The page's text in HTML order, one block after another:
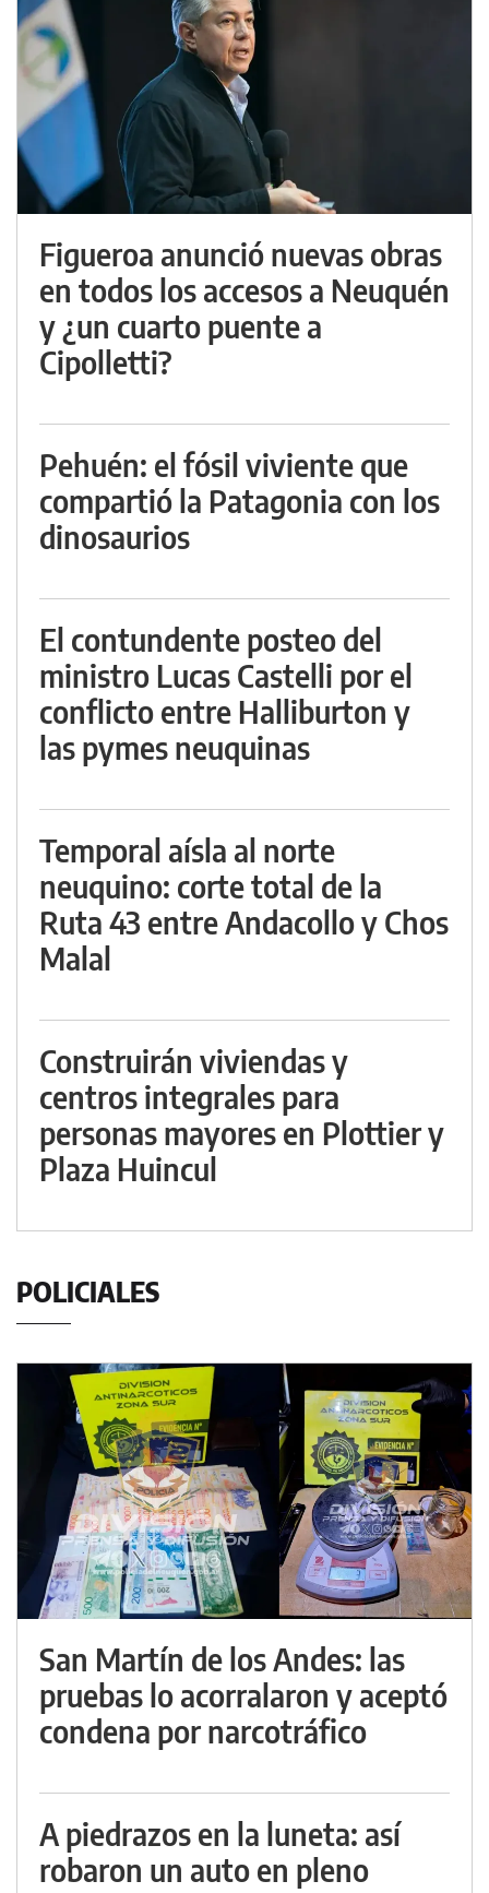
Figueroa anunció nuevas obras
en todos los accesos a Neuquén
y ¿un cuarto puente a
Cipolletti?
Pehuén: el fósil viviente que
compartió la Patagonia con los
dinosaurios
El contundente posteo del
ministro Lucas Castelli por el
conflicto entre Halliburton y
las pymes neuquinas
Temporal aísla al norte
neuquino: corte total de la
Ruta 43 entre Andacollo y Chos
Malal
Construirán viviendas y
centros integrales para
personas mayores en Plottier y
Plaza Huincul
POLICIALES
San Martín de los Andes: las
pruebas lo acorralaron y aceptó
condena por narcotráfico
A piedrazos en la luneta: así
robaron un auto en pleno